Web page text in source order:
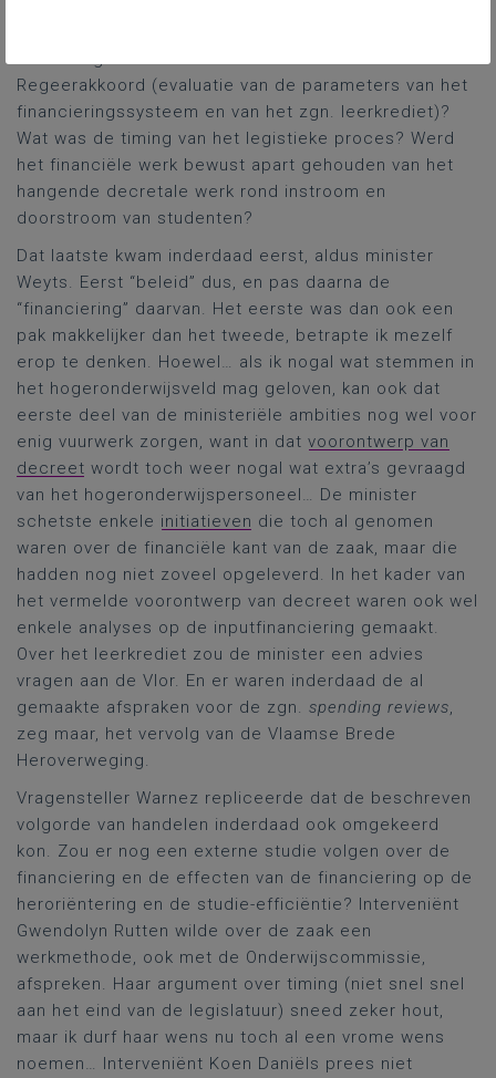
Regeerakkoord (evaluatie van de parameters van het
financieringssysteem en van het zgn. leerkrediet)?
Wat was de timing van het legistieke proces? Werd
het financiële werk bewust apart gehouden van het
hangende decretale werk rond instroom en
doorstroom van studenten?
Dat laatste kwam inderdaad eerst, aldus minister
Weyts. Eerst “beleid” dus, en pas daarna de
“financiering” daarvan. Het eerste was dan ook een
pak makkelijker dan het tweede, betrapte ik mezelf
erop te denken. Hoewel… als ik nogal wat stemmen in
het hogeronderwijsveld mag geloven, kan ook dat
eerste deel van de ministeriële ambities nog wel voor
enig vuurwerk zorgen, want in dat voorontwerp van
decreet wordt toch weer nogal wat extra’s gevraagd
van het hogeronderwijspersoneel… De minister
schetste enkele initiatieven die toch al genomen
waren over de financiële kant van de zaak, maar die
hadden nog niet zoveel opgeleverd. In het kader van
het vermelde voorontwerp van decreet waren ook wel
enkele analyses op de inputfinanciering gemaakt.
Over het leerkrediet zou de minister een advies
vragen aan de Vlor. En er waren inderdaad de al
gemaakte afspraken voor de zgn. spending reviews,
zeg maar, het vervolg van de Vlaamse Brede
Heroverweging.
Vragensteller Warnez repliceerde dat de beschreven
volgorde van handelen inderdaad ook omgekeerd
kon. Zou er nog een externe studie volgen over de
financiering en de effecten van de financiering op de
heroriëntering en de studie-efficiëntie? Interveniënt
Gwendolyn Rutten wilde over de zaak een
werkmethode, ook met de Onderwijscommissie,
afspreken. Haar argument over timing (niet snel snel
aan het eind van de legislatuur) sneed zeker hout,
maar ik durf haar wens nu toch al een vrome wens
noemen… Interveniënt Koen Daniëls prees niet